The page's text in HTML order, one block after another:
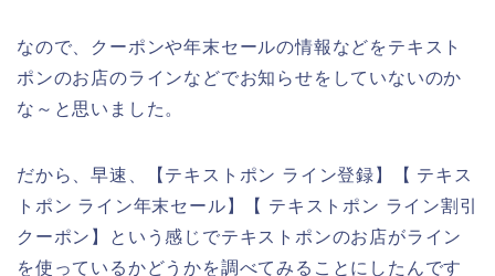
なので、クーポンや年末セールの情報などをテキスト
ポンのお店のラインなどでお知らせをしていないのか
な～と思いました。
だから、早速、【テキストポン ライン登録】【 テキス
トポン ライン年末セール】【 テキストポン ライン割引
クーポン】という感じでテキストポンのお店がライン
を使っているかどうかを調べてみることにしたんです